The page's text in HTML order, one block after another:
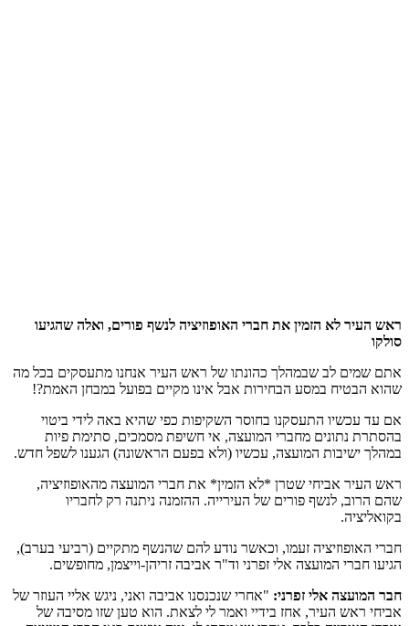
ראש העיר לא הזמין את חברי האופוזיציה לנשף פורים, ואלה שהגיעו
סולקו
אתם שמים לב שבמהלך כהונתו של ראש העיר אנחנו מתעסקים בכל מה
שהוא הבטיח במסע הבחירות אבל אינו מקיים בפועל במבחן האמת?!
אם עד עכשיו התעסקנו בחוסר השקיפות כפי שהיא באה לידי ביטוי
בהסתרת נתונים מחברי המועצה, אי חשיפת מסמכים, סתימת פיות
במהלך ישיבות המועצה, עכשיו (ולא בפעם הראשונה) הגענו לשפל חדש.
ראש העיר אביחי שטרן *לא הזמין* את חברי המועצה מהאופוזיציה,
שהם הרוב, לנשף פורים של העירייה. ההזמנה ניתנה רק לחבריו
בקואליציה.
חברי האופוזיציה זעמו, וכאשר נודע להם שהנשף מתקיים (רביעי בערב),
הגיעו חברי המועצה אלי זפרני וד"ר אביבה זריהן-וייצמן, מחופשים.
חבר המועצה אלי זפרני: "אחרי שנכנסנו אביבה ואני, ניגש אליי העוזר של
אביחי ראש העיר, אחז בידיי ואמר לי לצאת. הוא טען שזו מסיבה של